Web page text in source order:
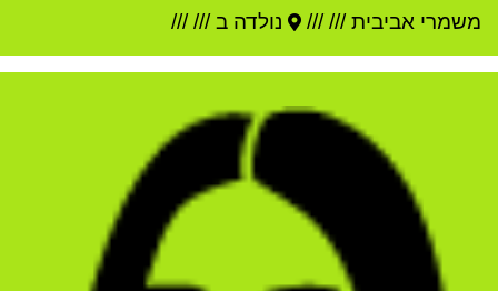
משמרי אביבית///
/// נולדה ב //////